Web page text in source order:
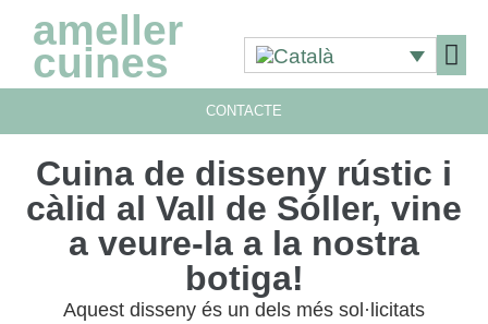
ameller
cuines
CONTACTE
Cuina de disseny rústic i
càlid al Vall de Sóller, vine
a veure-la a la nostra
botiga!
Aquest disseny és un dels més sol·licitats